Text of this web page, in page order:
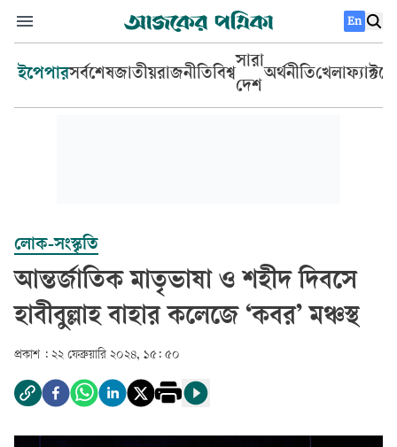
En
ইপেপারসর্বশেষজাতীয়রাজনীতিবিশ্ব
সারা
দেশ
অর্থনীতিখেলা
লোক-সংস্কৃতি
আন্তর্জাতিক মাতৃভাষা ও শহীদ দিবসে
হাবীবুল্লাহ বাহার কলেজে ‘কবর’ মঞ্চস্থ
প্রকাশ : ২২ ফেব্রুয়ারি ২০২৪, ১৫: ৫০